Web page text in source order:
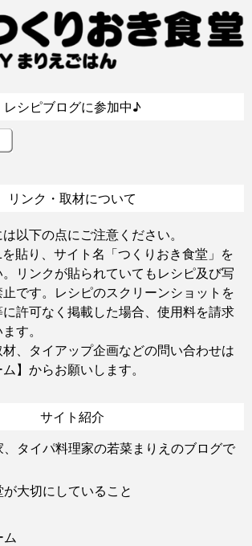
レシピブログに参加中♪
リンク・取材について
以下の点にご注意ください。
貼り、サイト名「つくりおき食堂」を
リンクが貼られていてもレシピ及び写
です。レシピのスクリーンショットを
許可なく掲載した場合、使用料を請求
す。
材、タイアップ企画などの問い合わせは
】 からお願いします。
サイト紹介
タイパ料理家の若菜まりえのブログで
大切にしていること